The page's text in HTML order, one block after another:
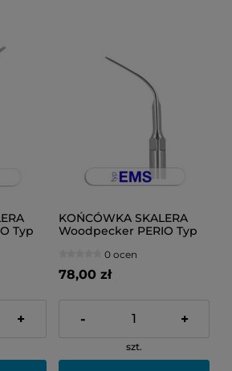
Typ
+
KOŃCÓWKA SKALERA
Woodpecker PERIO Typ
0 ocen
78,00 zł
- +
szt.